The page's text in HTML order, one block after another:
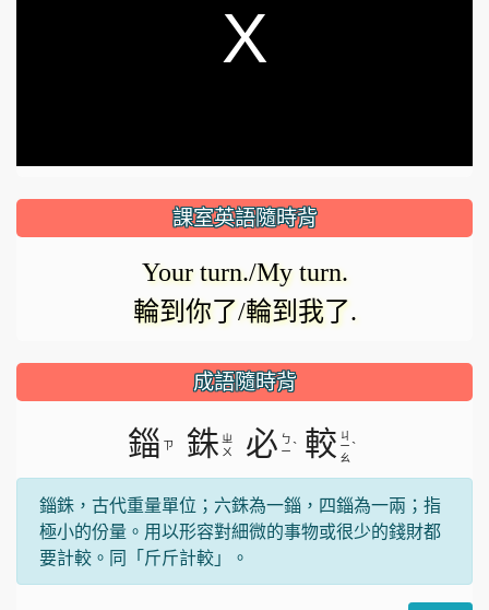
課室英語隨時背
Your turn./My turn.
輪到你了/輪到我了.
成語隨時背
錙 ㄗ 銖 ㄓ
ㄨ
必 ㄅ
ㄧ ˋ 較 ㄐ
ㄧ
ㄠ
ˋ
錙銖，古代重量單位；六銖為一錙，四錙為一兩；指
極小的份量。用以形容對細微的事物或很少的錢財都
要計較。同「斤斤計較」。